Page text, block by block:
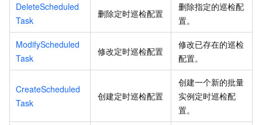
DeleteScheduled
Task
删除定时巡检配置
删除指定的巡检配
置。
ModifyScheduled
Task
修改定时巡检配置
修改已存在的巡检
配置。
CreateScheduled
Task
创建定时巡检配置
创建一个新的批量
实例定时巡检配
置。